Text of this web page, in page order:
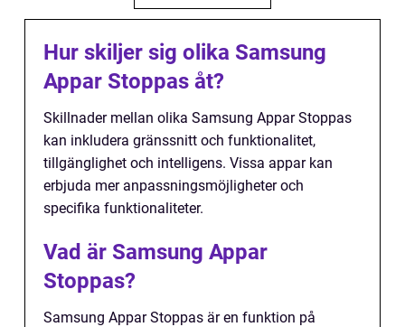
Hur skiljer sig olika Samsung
Appar Stoppas åt?
Skillnader mellan olika Samsung Appar Stoppas
kan inkludera gränssnitt och funktionalitet,
tillgänglighet och intelligens. Vissa appar kan
erbjuda mer anpassningsmöjligheter och
specifika funktionaliteter.
Vad är Samsung Appar
Stoppas?
Samsung Appar Stoppas är en funktion på